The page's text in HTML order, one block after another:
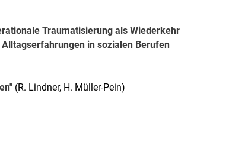
Traumatisierung als Wiederkehr
in sozialen Berufen
(R. Lindner, H. Müller-Pein)
Link, öffnet neues Fenster)
Link, öffnet neues Fenster)